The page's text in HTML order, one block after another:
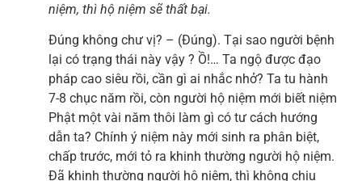
niệm, thì hộ niệm sẽ thất bại.
Đúng không chư vị? – (Đúng). Tại sao người bệnh
lại có trạng thái này vậy ? Ồ!… Ta ngộ được đạo
pháp cao siêu rồi, cần gì ai nhắc nhở? Ta tu hành
7-8 chục năm rồi, còn người hộ niệm mới biết niệm
Phật một vài năm thôi làm gì có tư cách hướng
dẫn ta? Chính ý niệm này mới sinh ra phân biệt,
chấp trước, mới tỏ ra khinh thường người hộ niệm.
Đã khinh thường người hộ niệm, thì không chịu